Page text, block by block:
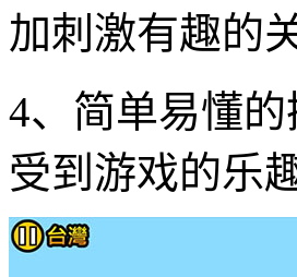
加刺激有趣的
4、简单易懂
受到游戏的乐趣